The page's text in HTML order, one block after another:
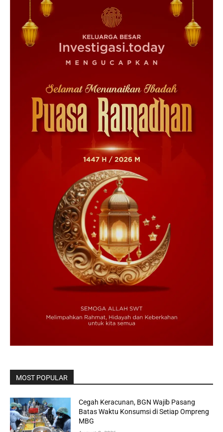
MOST POPULAR
Cegah Keracunan, BGN Wajib Pasang
Batas Waktu Konsumsi di Setiap Ompreng
MBG